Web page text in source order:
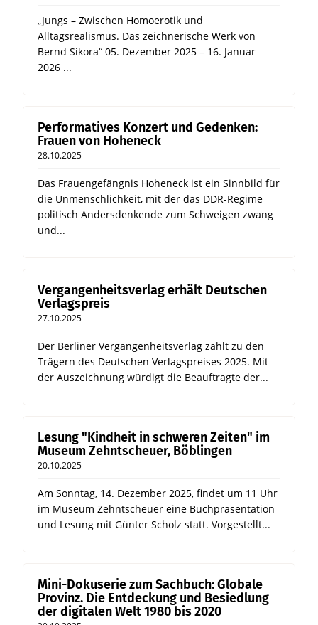
„Jungs – Zwischen Homoerotik und
Alltagsrealismus. Das zeichnerische Werk von
Bernd Sikora“ 05. Dezember 2025 – 16. Januar
2026 ...
Performatives Konzert und Gedenken:
Frauen von Hoheneck
28.10.2025
Das Frauengefängnis Hoheneck ist ein Sinnbild für
die Unmenschlichkeit, mit der das DDR-Regime
politisch Andersdenkende zum Schweigen zwang
und...
Vergangenheitsverlag erhält Deutschen
Verlagspreis
27.10.2025
Der Berliner Vergangenheitsverlag zählt zu den
Trägern des Deutschen Verlagspreises 2025. Mit
der Auszeichnung würdigt die Beauftragte der...
Lesung "Kindheit in schweren Zeiten" im
Museum Zehntscheuer, Böblingen
20.10.2025
Am Sonntag, 14. Dezember 2025, findet um 11 Uhr
im Museum Zehntscheuer eine Buchpräsentation
und Lesung mit Günter Scholz statt. Vorgestellt...
Mini-Dokuserie zum Sachbuch: Globale
Provinz. Die Entdeckung und Besiedlung
der digitalen Welt 1980 bis 2020